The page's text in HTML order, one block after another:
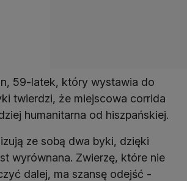
59-latek, który wystawia do
twierdzi, że miejscowa corrida
humanitarna od hiszpańskiej.
ze sobą dwa byki, dzięki
wyrównana. Zwierzę, które nie
dalej, ma szansę odejść -